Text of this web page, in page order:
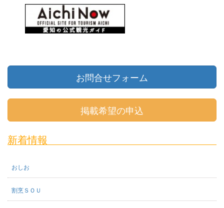
お問合せフォーム
掲載希望の申込
新着情報
おしお
割烹ＳＯＵ